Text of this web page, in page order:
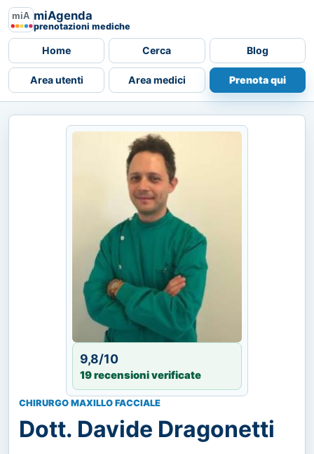
miAgenda
prenotazioni mediche
Home Cerca Blog
Area utenti Area medici Prenota qui
9,8/10
19 recensioni verificate
CHIRURGO MAXILLO FACCIALE
Dott. Davide Dragonetti